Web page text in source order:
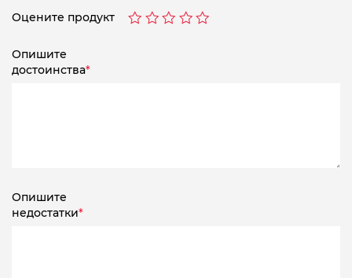
Оцените продукт
Опишите
достоинства*
Опишите
недостатки*